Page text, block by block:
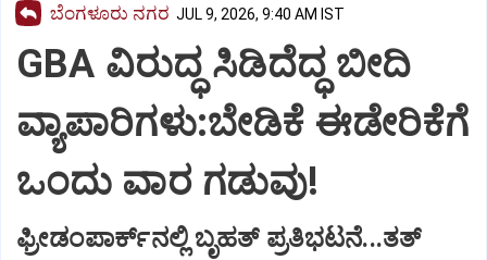
ಬೆಂಗಳೂರು ನಗರ JUL 9, 2026, 9:40 AM IST
GBA ವಿರುದ್ಧ ಸಿಡಿದೆದ್ಧ ಬೀದಿ
ವ್ಯಾಪಾರಿಗಳು:ಬೇಡಿಕೆ ಈಡೇರಿಕೆಗೆ
ಒಂದು ವಾರ ಗಡುವು!
ಫ್ರೀಡಂಪಾರ್ಕ್‌ನಲ್ಲಿ ಬೃಹತ್‌ ಪ್ರತಿಭಟನೆ...ತತ್